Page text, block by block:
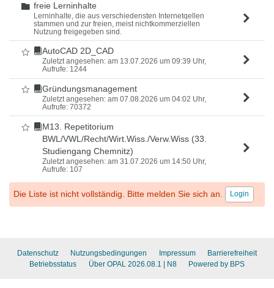
Ordner
freie Lerninhalte
Lerninhalte, die aus verschiedensten Internetqellen
stammen und zur freien, meist nichtkommerziellen
Nutzung freigegeben sind.
Als Favorit markieren
AutoCAD 2D_CAD
Zuletzt angesehen: am 13.07.2026 um 09:39 Uhr,
Aufrufe: 1244
Als Favorit markieren
Gründungsmanagement
Zuletzt angesehen: am 07.08.2026 um 04:02 Uhr,
Aufrufe: 70372
Als Favorit markieren
M13. Repetitorium
BWL/VWL/Recht/Wirt.Wiss./Verw.Wiss (33.
Studiengang Chemnitz)
Zuletzt angesehen: am 31.07.2026 um 14:50 Uhr,
Aufrufe: 107
Die Liste ist nicht vollständig. Bitte melden Sie sich an. Login
Datenschutz Nutzungsbedingungen Impressum
Barrierefreiheit
Betriebsstatus
Über OPAL 2026.08.1 | N8 Powered by BPS